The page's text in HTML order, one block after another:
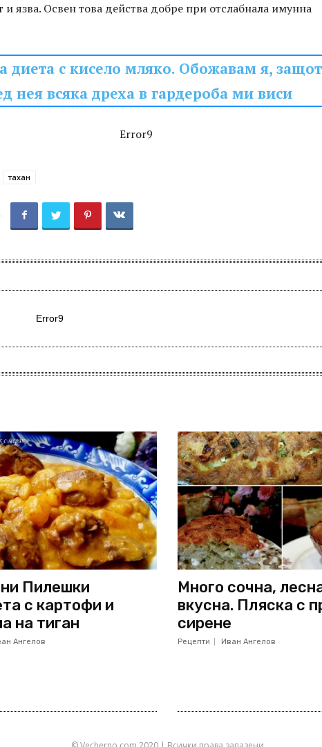
и язва. Освен това действа добре при отслабнала имунна
диета с кисело мляко. Обожавам я,
нея всяка дреха в гардероба ми виси
Error9
тахан
Error9
Пилешки
с картофи и
на тиган
Ангелов
Много сочна,
вкусна. Пляска с
сирене
Рецепти Иван Ангелов